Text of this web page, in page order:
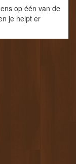
op één van de
je helpt er